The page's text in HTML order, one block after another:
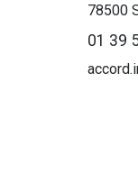
78500
01 39